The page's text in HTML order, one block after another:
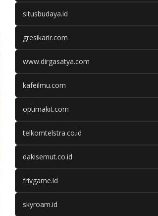
situsbudaya.id
gresikarir.com
www.dirgasatya.com
kafeilmu.com
optimakit.com
telkomtelstra.co.id
dakisemut.co.id
frivgame.id
skyroam.id